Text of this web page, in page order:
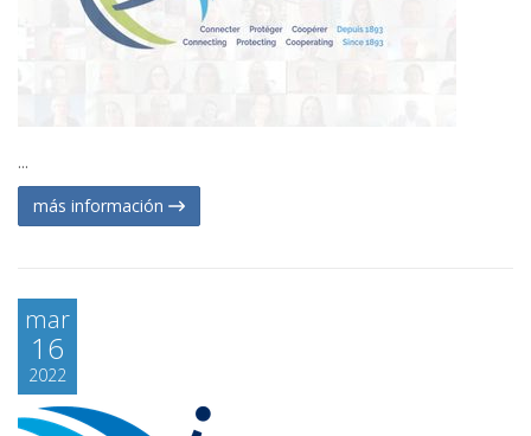
...
más información
mar
16
2022